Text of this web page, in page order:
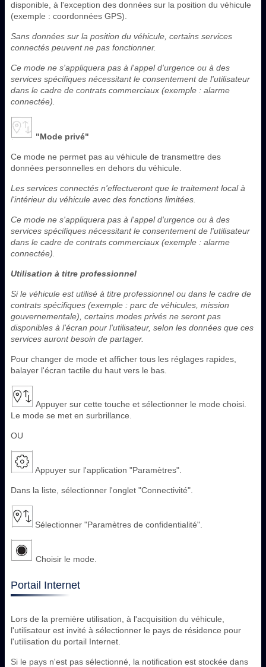
disponible, à l'exception des données sur la position du véhicule
(exemple : coordonnées GPS).
Sans données sur la position du véhicule, certains services
connectés peuvent ne pas fonctionner.
Ce mode ne s'appliquera pas à l'appel d'urgence ou à des
services spécifiques nécessitant le consentement de l'utilisateur
dans le cadre de contrats commerciaux (exemple : alarme
connectée).
"Mode privé"
Ce mode ne permet pas au véhicule de transmettre des
données personnelles en dehors du véhicule.
Les services connectés n'effectueront que le traitement local à
l'intérieur du véhicule avec des fonctions limitées.
Ce mode ne s'appliquera pas à l'appel d'urgence ou à des
services spécifiques nécessitant le consentement de l'utilisateur
dans le cadre de contrats commerciaux (exemple : alarme
connectée).
Utilisation à titre professionnel
Si le véhicule est utilisé à titre professionnel ou dans le cadre de
contrats spécifiques (exemple : parc de véhicules, mission
gouvernementale), certains modes privés ne seront pas
disponibles à l'écran pour l'utilisateur, selon les données que ces
services auront besoin de partager.
Pour changer de mode et afficher tous les réglages rapides,
balayer l'écran tactile du haut vers le bas.
Appuyer sur cette touche et sélectionner le mode choisi.
Le mode se met en surbrillance.
OU
Appuyer sur l'application "Paramètres".
Dans la liste, sélectionner l'onglet "Connectivité".
Sélectionner "Paramètres de confidentialité".
Choisir le mode.
Portail Internet
Lors de la première utilisation, à l'acquisition du véhicule,
l'utilisateur est invité à sélectionner le pays de résidence pour
l'utilisation du portail Internet.
Si le pays n'est pas sélectionné, la notification est stockée dans